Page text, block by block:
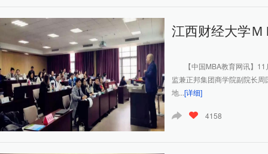
江西财经大学
【中国MBA教育网讯】11
监兼正邦集团商学院副院长
地...[详细]
4158